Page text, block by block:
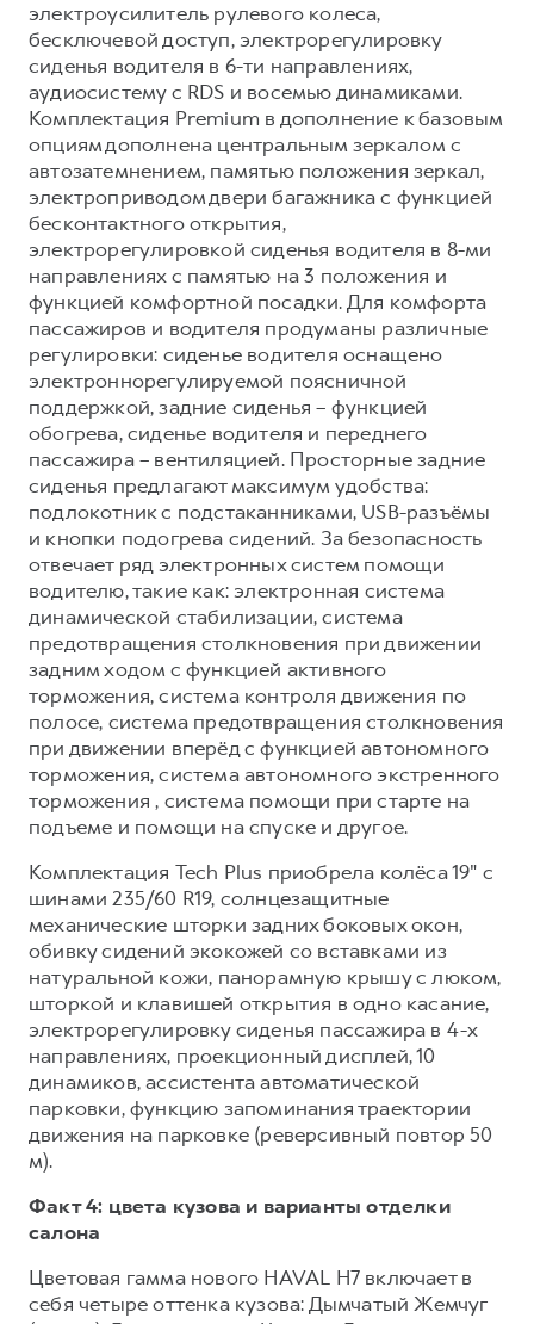
электроусилитель рулевого колеса,
бесключевой доступ, электрорегулировку
сиденья водителя в 6-ти направлениях,
аудиосистему с RDS и восемью динамиками.
Комплектация Premium в дополнение к базовым
опциям дополнена центральным зеркалом с
автозатемнением, памятью положения зеркал,
электроприводом двери багажника с функцией
бесконтактного открытия,
электрорегулировкой сиденья водителя в 8-ми
направлениях с памятью на 3 положения и
функцией комфортной посадки. Для комфорта
пассажиров и водителя продуманы различные
регулировки: сиденье водителя оснащено
электроннорегулируемой поясничной
поддержкой, задние сиденья – функцией
обогрева, сиденье водителя и переднего
пассажира – вентиляцией. Просторные задние
сиденья предлагают максимум удобства:
подлокотник с подстаканниками, USB-разъёмы
и кнопки подогрева сидений. За безопасность
отвечает ряд электронных систем помощи
водителю, такие как: электронная система
динамической стабилизации, система
предотвращения столкновения при движении
задним ходом с функцией активного
торможения, система контроля движения по
полосе, система предотвращения столкновения
при движении вперёд с функцией автономного
торможения, система автономного экстренного
торможения , система помощи при старте на
подъеме и помощи на спуске и другое.
Комплектация Tech Plus приобрела колёса 19" с
шинами 235/60 R19, солнцезащитные
механические шторки задних боковых окон,
обивку сидений экокожей со вставками из
натуральной кожи, панорамную крышу с люком,
шторкой и клавишей открытия в одно касание,
электрорегулировку сиденья пассажира в 4-х
направлениях, проекционный дисплей, 10
динамиков, ассистента автоматической
парковки, функцию запоминания траектории
движения на парковке (реверсивный повтор 50
м).
Факт 4: цвета кузова и варианты отделки
салона
Цветовая гамма нового HAVAL H7 включает в
себя четыре оттенка кузова: Дымчатый Жемчуг